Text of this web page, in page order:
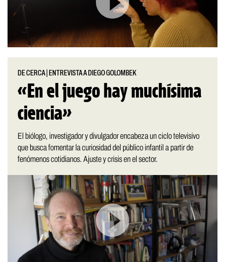
DE CERCA ENTREVISTA A DIEGO GOLOMBEK
«En el juego hay muchísima
ciencia»
El biólogo, investigador y divulgador encabeza un ciclo televisivo
que busca fomentar la curiosidad del público infantil a partir de
fenómenos cotidianos. Ajuste y crisis en el sector.